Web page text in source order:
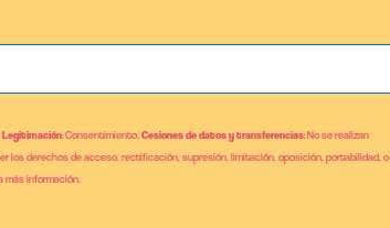
Legitimación: Consentimiento.Cesiones de datos y transferencias: No se realizan
los derechos de acceso, rectificación, supresión, limitación, oposición, portabilidad, o
más información.